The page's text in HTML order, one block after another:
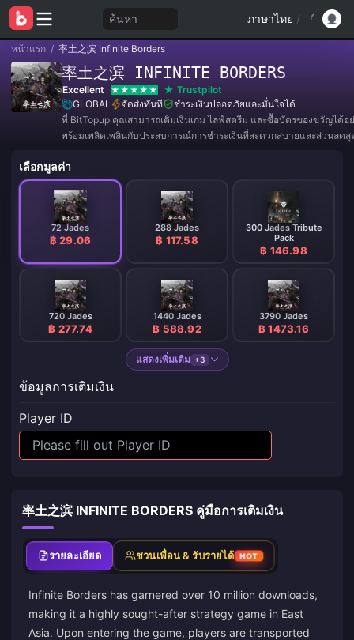
ค้นหา ภาษาไทย /
หน้าแรก / 率土之滨 Infinite Borders
率土之滨 INFINITE BORDERS
Excellent
Trustpilot
GLOBAL
จัดส่งทันที
ชำระเงินปลอดภัยและมั่นใจได้
ที่ BitTopup คุณสามารถเติมเงินเกม ไลฟ์สตรีม และซื้อบัตรของขวัญได้อ
พร้อมเพลิดเพลินกับประสบการณ์การชำระเงินที่สะดวกสบายและส่วนลด
เลือกมูลค่า
72 Jades
฿ 29.06
288 Jades
฿ 117.58
300 Jades Tribute
Pack
฿ 146.98
720 Jades
฿ 277.74
1440 Jades
฿ 588.92
3790 Jades
฿ 1473.16
แสดงเพิ่มเติม +3
ข้อมูลการเติมเงิน
Player ID
率土之滨 INFINITE BORDERS คู่มือการเติมเงิน
รายละเอียด ชวนเพื่อน & รับรายได้ HOT
Infinite Borders has garnered over 10 million downloads,
making it a highly sought-after strategy game in East
Asia. Upon entering the game, players are transported